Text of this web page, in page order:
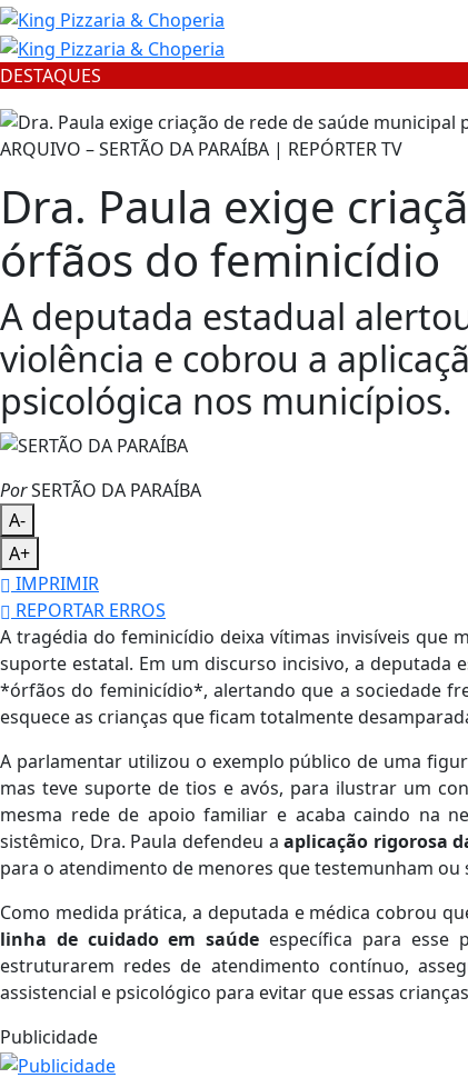
DESTAQUES
ARQUIVO – SERTÃO DA PARAÍBA | REPÓRTER TV
Dra. Paula exige
órfãos do feminicídio
A deputada estadual
violência e cobrou a
psicológica nos municípios.
PorSERTÃO DA PARAÍBA
A-
A+
IMPRIMIR
REPORTAR ERROS
A tragédia do feminicídio deixa vítimas invisíveis que
suporte estatal. Em um discurso incisivo, a deputada
*órfãos do feminicídio*, alertando que a sociedade
esquece as crianças que ficam totalmente
A parlamentar utilizou o exemplo público de uma
mas teve suporte de tios e avós, para ilustrar um
mesma rede de apoio familiar e acaba caindo na
sistêmico, Dra. Paula defendeu aaplicação rigorosa
para o atendimento de menores que testemunham ou
Como medida prática, a deputada e médica cobrou
linha de cuidado em saúde específica para esse
estruturarem redes de atendimento contínuo,
assistencial e psicológico para evitar que essas
Publicidade